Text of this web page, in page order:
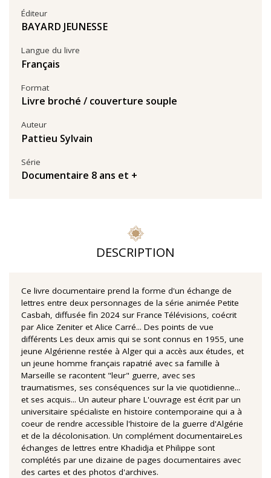
Auteur
Pattieu Sylvain
Série
Documentaire 8 ans et +
Éditeur
BAYARD JEUNESSE
Langue du livre
Français
Format
Livre broché / couverture souple
DESCRIPTION
Ce livre documentaire prend la forme d'un échange de
lettres entre deux personnages de la série animée Petite
Casbah, diffusée fin 2024 sur France Télévisions, coécrit
par Alice Zeniter et Alice Carré... Des points de vue
différents Les deux amis qui se sont connus en 1955, une
jeune Algérienne restée à Alger qui a accès aux études, et
un jeune homme français rapatrié avec sa famille à
Marseille se racontent "leur" guerre, avec ses
traumatismes, ses conséquences sur la vie quotidienne...
et ses acquis... Un auteur phare L'ouvrage est écrit par un
universitaire spécialiste en histoire contemporaine qui a à
coeur de rendre accessible l'histoire de la guerre d'Algérie
et de la décolonisation. Un complément documentaireLes
échanges de lettres entre Khadidja et Philippe sont
complétés par une dizaine de pages documentaires avec
des cartes et des photos d'archives.